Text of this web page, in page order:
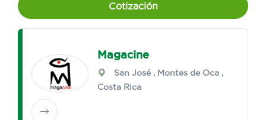
Cotización
Magacine
San José , Montes de Oca ,
Costa Rica